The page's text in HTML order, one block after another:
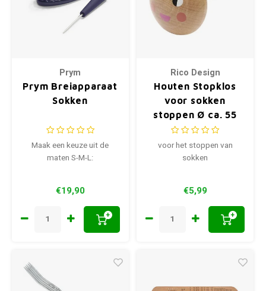
Prym
Prym Breiapparaat
Sokken
Maak een keuze uit de
maten S-M-L:
€19,90
+
Rico Design
Houten Stopklos
voor sokken
stoppen Ø ca. 55
mm
voor het stoppen van
sokken
€5,99
+